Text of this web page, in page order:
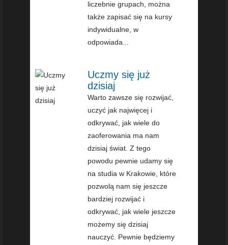
liczebnie grupach, można
także zapisać się na kursy
indywidualne, w
odpowiada...
Uczmy się już
dzisiaj
Warto zawsze się rozwijać,
uczyć jak najwięcej i
odkrywać, jak wiele do
zaoferowania ma nam
dzisiaj świat. Z tego
powodu pewnie udamy się
na studia w Krakowie, które
pozwolą nam się jeszcze
bardziej rozwijać i
odkrywać, jak wiele jeszcze
możemy się dzisiaj
nauczyć. Pewnie będziemy